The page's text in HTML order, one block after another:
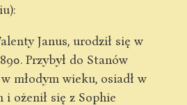
Janus, urodził się w
Przybył do Stanów
młodym wieku, osiadł w
ożenił się z Sophie